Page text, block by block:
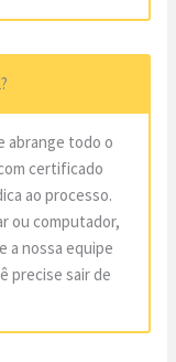
abrange todo o
certificado
ao processo.
ou computador,
a nossa equipe
precise sair de